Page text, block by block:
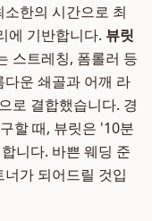
한의 시간으로 최
에 기반합니다. 뷰릿
스트레칭, 폼롤러 등
운 쇄골과 어깨 라
로 결합했습니다. 경
할 때, 뷰릿은 '10분
니다. 바쁜 웨딩 준
가 되어드릴 것입